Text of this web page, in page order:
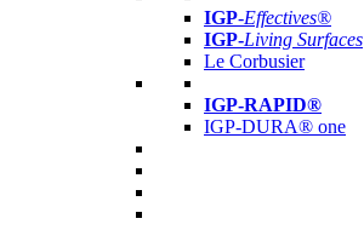
IGP-Effectives®
IGP-Living Surfaces
Le Corbusier
IGP-RAPID®
IGP-DURA® one